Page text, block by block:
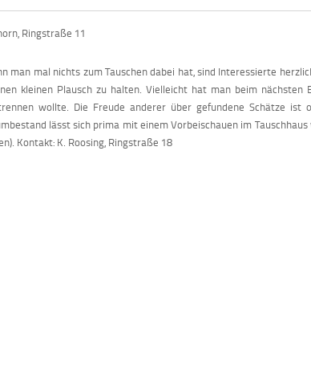
Ringstraße 11
man mal nichts zum Tauschen dabei hat, sind Interessierte
kleinen Plausch zu halten. Vielleicht hat man beim nächsten
wollte. Die Freude anderer über gefundene Schätze ist
lässt sich prima mit einem Vorbeischauen im Tauschhaus
Kontakt: K. Roosing, Ringstraße 18